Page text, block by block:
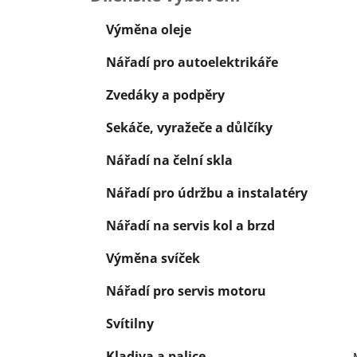
Výměna oleje
Nářadí pro autoelektrikáře
Zvedáky a podpěry
Sekáče, vyražeče a důlčíky
Nářadí na čelní skla
Nářadí pro údržbu a instalatéry
Nářadí na servis kol a brzd
Výměna svíček
Nářadí pro servis motoru
Svítilny